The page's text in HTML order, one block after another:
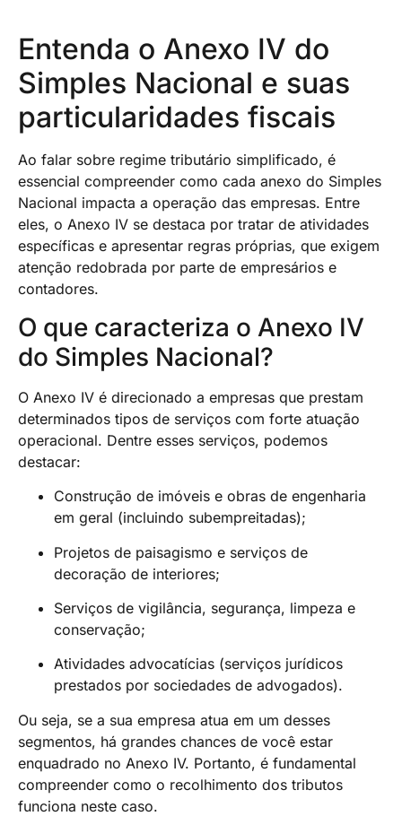
Entenda o Anexo IV do
Simples Nacional e suas
particularidades fiscais
Ao falar sobre regime tributário simplificado, é
essencial compreender como cada anexo do Simples
Nacional impacta a operação das empresas. Entre
eles, o Anexo IV se destaca por tratar de atividades
específicas e apresentar regras próprias, que exigem
atenção redobrada por parte de empresários e
contadores.
O que caracteriza o Anexo IV
do Simples Nacional?
O Anexo IV é direcionado a empresas que prestam
determinados tipos de serviços com forte atuação
operacional. Dentre esses serviços, podemos
destacar:
Construção de imóveis e obras de engenharia
em geral (incluindo subempreitadas);
Projetos de paisagismo e serviços de
decoração de interiores;
Serviços de vigilância, segurança, limpeza e
conservação;
Atividades advocatícias (serviços jurídicos
prestados por sociedades de advogados).
Ou seja, se a sua empresa atua em um desses
segmentos, há grandes chances de você estar
enquadrado no Anexo IV. Portanto, é fundamental
compreender como o recolhimento dos tributos
funciona neste caso.